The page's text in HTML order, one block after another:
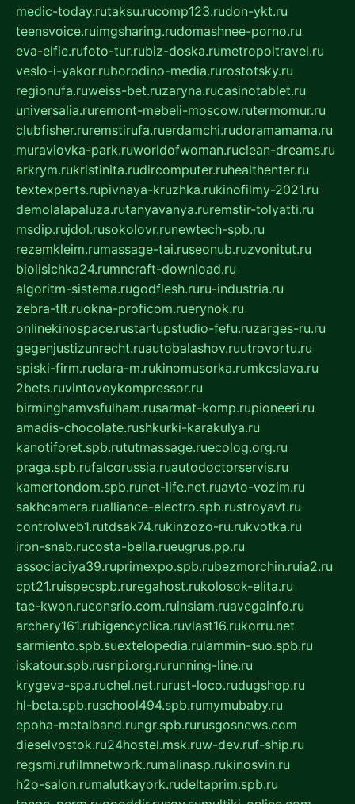
medic-today.rutaksu.rucomp123.rudon-ykt.ru
teensvoice.ruimgsharing.rudomashnee-porno.ru
eva-elfie.rufoto-tur.rubiz-doska.rumetropoltravel.ru
veslo-i-yakor.ruborodino-media.rurostotsky.ru
regionufa.ruweiss-bet.ruzaryna.rucasinotablet.ru
universalia.ruremont-mebeli-moscow.rutermomur.ru
clubfisher.ruremstirufa.ruerdamchi.rudoramamama.ru
muraviovka-park.ruworldofwoman.ruclean-dreams.ru
arkrym.rukristinita.rudircomputer.ruhealthenter.ru
textexperts.rupivnaya-kruzhka.rukinofilmy-2021.ru
demolalapaluza.rutanyavanya.ruremstir-tolyatti.ru
msdip.rujdol.rusokolovr.runewtech-spb.ru
rezemkleim.rumassage-tai.ruseonub.ruzvonitut.ru
biolisichka24.rumncraft-download.ru
algoritm-sistema.rugodflesh.ruru-industria.ru
zebra-tlt.ruokna-proficom.ruerynok.ru
onlinekinospace.rustartupstudio-fefu.ruzarges-ru.ru
gegenjustizunrecht.ruautobalashov.ruutrovortu.ru
spiski-firm.ruelara-m.rukinomusorka.rumkcslava.ru
2bets.ruvintovoykompressor.ru
birminghamvsfulham.rusarmat-komp.rupioneeri.ru
amadis-chocolate.rushkurki-karakulya.ru
kanotiforet.spb.rututmassage.ruecolog.org.ru
praga.spb.rufalcorussia.ruautodoctorservis.ru
kamertondom.spb.runet-life.net.ruavto-vozim.ru
sakhcamera.rualliance-electro.spb.rustroyavt.ru
controlweb1.rutdsak74.rukinzozo-ru.rukvotka.ru
iron-snab.rucosta-bella.rueugrus.pp.ru
associaciya39.ruprimexpo.spb.rubezmorchin.ruia2.ru
cpt21.ruispecspb.ruregahost.rukolosok-elita.ru
tae-kwon.ruconsrio.com.ruinsiam.ruavegainfo.ru
archery161.rubigencyclica.ruvlast16.rukorru.net
sarmiento.spb.suextelopedia.rulammin-suo.spb.ru
iskatour.spb.rusnpi.org.rurunning-line.ru
krygeva-spa.ruchel.net.rurust-loco.rudugshop.ru
hl-beta.spb.ruschool494.spb.rumymubaby.ru
epoha-metalband.rungr.spb.rurusgosnews.com
dieselvostok.ru24hostel.msk.ruw-dev.ruf-ship.ru
regsmi.rufilmnetwork.rumalinasp.rukinosvin.ru
h2o-salon.rumalutkayork.rudeltaprim.spb.ru